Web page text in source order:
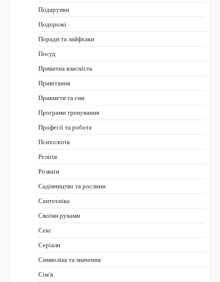
Подарунки
Подорожі
Поради та лайфхаки
Посуд
Приватна власність
Привітання
Прикмети та сни
Програми тренування
Професії та робота
Психологія
Релігія
Розваги
Садівництво та рослини
Сантехніка
Своїми руками
Секс
Серіали
Символіка та значення
Сім’я